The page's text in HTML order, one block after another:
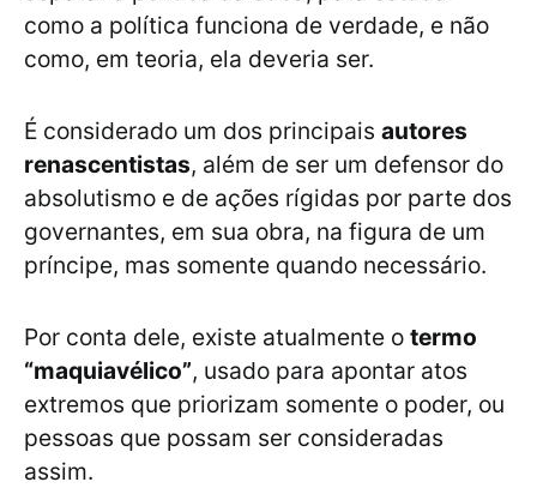
como a política funciona de verdade, e não
como, em teoria, ela deveria ser.
É considerado um dos principais autores
renascentistas, além de ser um defensor do
absolutismo e de ações rígidas por parte dos
governantes, em sua obra, na figura de um
príncipe, mas somente quando necessário.
Por conta dele, existe atualmente o termo
“maquiavélico”, usado para apontar atos
extremos que priorizam somente o poder, ou
pessoas que possam ser consideradas
assim.